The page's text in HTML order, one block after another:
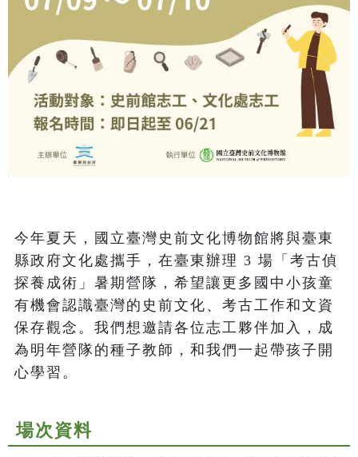
今年夏天，國立臺灣史前文化博物館將與臺東
縣政府文化處攜手，在臺東辦理 3 場「考古偵
探養成術」暑期營隊，希望讓更多國中小孩童
有機會認識臺灣的史前文化、考古工作和文資
保存觀念。我們想邀請各位志工夥伴加入，成
為明年營隊的種子教師，和我們一起帶孩子開
心學習。
場次資料